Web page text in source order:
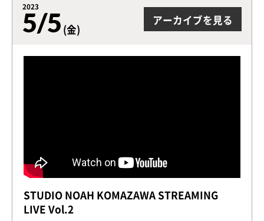
2023
5/5 (金)
アーカイブを見る
STUDIO NOAH KOMAZAWA STREAMING
LIVE Vol.2